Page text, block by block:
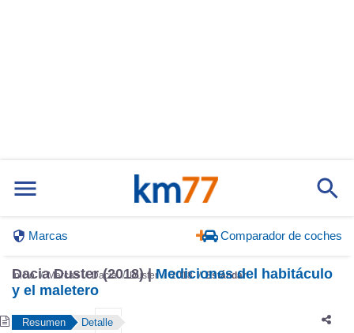
Marcas Comparador de coches
Inicio Marcas Dacia Duster 2018 Estándar
Dacia Duster (2018) |Mediciones del habitáculo
y el maletero
Resumen Detalle